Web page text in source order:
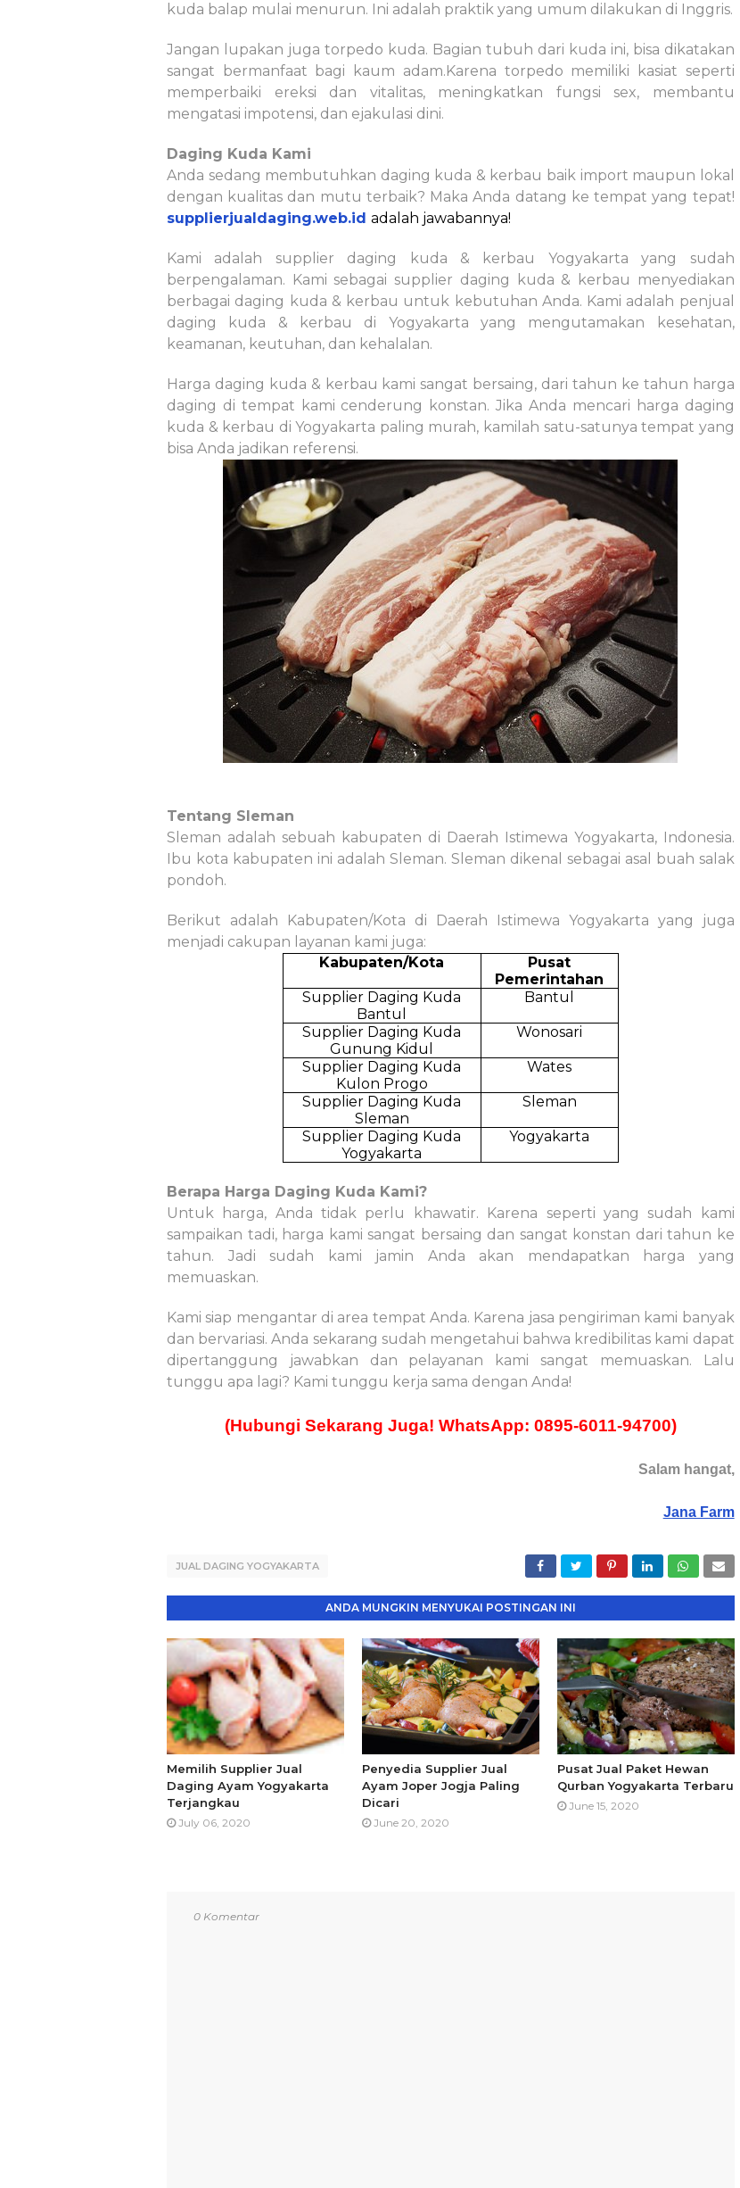
kuda balap mulai menurun. Ini adalah praktik yang umum dilakukan di Inggris.
Jangan lupakan juga torpedo kuda. Bagian tubuh dari kuda ini, bisa dikatakan
sangat bermanfaat bagi kaum adam.Karena torpedo memiliki kasiat seperti
memperbaiki ereksi dan vitalitas, meningkatkan fungsi sex, membantu
mengatasi impotensi, dan ejakulasi dini.
Daging Kuda Kami
Anda sedang membutuhkan daging kuda & kerbau baik import maupun lokal
dengan kualitas dan mutu terbaik? Maka Anda datang ke tempat yang tepat!
supplierjualdaging.web.id adalah jawabannya!
Kami adalah supplier daging kuda & kerbau Yogyakarta yang sudah
berpengalaman. Kami sebagai supplier daging kuda & kerbau menyediakan
berbagai daging kuda & kerbau untuk kebutuhan Anda. Kami adalah penjual
daging kuda & kerbau di Yogyakarta yang mengutamakan kesehatan,
keamanan, keutuhan, dan kehalalan.
Harga daging kuda & kerbau kami sangat bersaing, dari tahun ke tahun harga
daging di tempat kami cenderung konstan. Jika Anda mencari harga daging
kuda & kerbau di Yogyakarta paling murah, kamilah satu-satunya tempat yang
bisa Anda jadikan referensi.
Tentang Sleman
Sleman adalah sebuah kabupaten di Daerah Istimewa Yogyakarta, Indonesia.
Ibu kota kabupaten ini adalah Sleman. Sleman dikenal sebagai asal buah salak
pondoh.
Berikut adalah Kabupaten/Kota di Daerah Istimewa Yogyakarta yang juga
menjadi cakupan layanan kami juga:
Kabupaten/Kota
Pusat
Pemerintahan
Supplier Daging Kuda
Bantul
Bantul
Supplier Daging Kuda
Gunung Kidul
Wonosari
Supplier Daging Kuda
Kulon Progo
Wates
Supplier Daging Kuda
Sleman
Sleman
Supplier Daging Kuda
Yogyakarta
Yogyakarta
Berapa Harga Daging Kuda Kami?
Untuk harga, Anda tidak perlu khawatir. Karena seperti yang sudah kami
sampaikan tadi, harga kami sangat bersaing dan sangat konstan dari tahun ke
tahun. Jadi sudah kami jamin Anda akan mendapatkan harga yang
memuaskan.
Kami siap mengantar di area tempat Anda. Karena jasa pengiriman kami banyak
dan bervariasi. Anda sekarang sudah mengetahui bahwa kredibilitas kami dapat
dipertanggung jawabkan dan pelayanan kami sangat memuaskan. Lalu
tunggu apa lagi? Kami tunggu kerja sama dengan Anda!
(Hubungi Sekarang Juga! WhatsApp: 0895-6011-94700)
Salam hangat,
Jana Farm
JUAL DAGING YOGYAKARTA
ANDA MUNGKIN MENYUKAI POSTINGAN INI
Memilih Supplier Jual
Daging Ayam Yogyakarta
Terjangkau
July 06, 2020
Penyedia Supplier Jual
Ayam Joper Jogja Paling
Dicari
June 20, 2020
Pusat Jual Paket Hewan
Qurban Yogyakarta Terbaru
June 15, 2020
0 Komentar